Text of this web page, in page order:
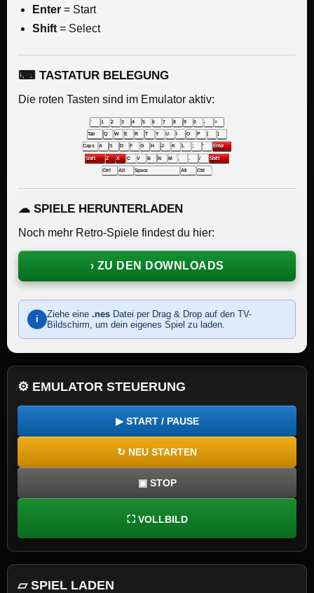
Enter = Start
Shift = Select
⌨ TASTATUR BELEGUNG
Die roten Tasten sind im Emulator aktiv:
` 1 2 3 4 5 6 7 8 9 0 - =
Tab Q W E R T Y U O P [ ]
Caps A S D F G H J K L ; ' Enter
Shift Z X C V B N M / Shift
Ctrl Alt Space Alt Ctrl
☁ SPIELE HERUNTERLADEN
Noch mehr Retro-Spiele findest du hier:
› ZU DEN DOWNLOADS
i Ziehe eine .nes Datei per Drag & Drop auf den TV-
Bildschirm, um dein eigenes Spiel zu laden.
⚙ EMULATOR STEUERUNG
▶ START / PAUSE
↻ NEU STARTEN
▣ STOP
⛶ VOLLBILD
▱ SPIEL LADEN